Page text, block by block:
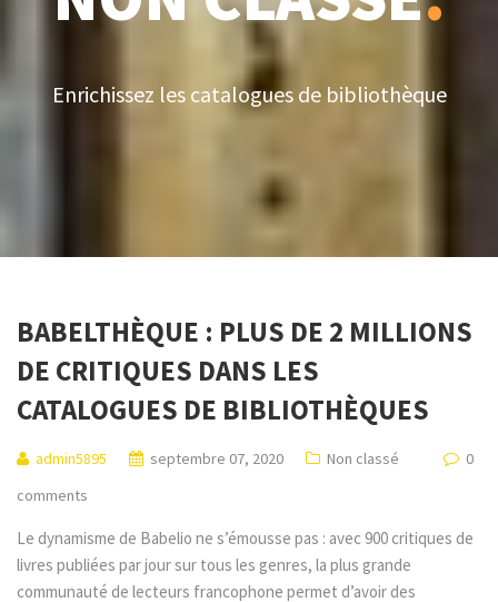
Enrichissez les catalogues de bibliothèque
BABELTHÈQUE : PLUS DE 2 MILLIONS
DE CRITIQUES DANS LES
CATALOGUES DE BIBLIOTHÈQUES
admin5895 septembre 07, 2020 Non classé
0
comments
Le dynamisme de Babelio ne s’émousse pas : avec 900 critiques de
livres publiées par jour sur tous les genres, la plus grande
communauté de lecteurs francophone permet d’avoir des